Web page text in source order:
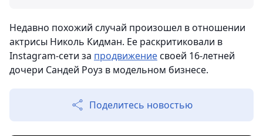
Недавно похожий случай произошел в отношении
актрисы Николь Кидман. Ее раскритиковали в
Instagram-сети за продвижениесвоей 16-летней
дочери Сандей Роуз в модельном бизнесе.
Поделитесь новостью